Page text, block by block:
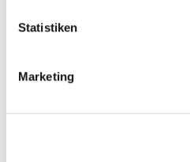
Statistiken
Marketing
"Top beraten - toll zufrieden"
Datenverkehr sicher und